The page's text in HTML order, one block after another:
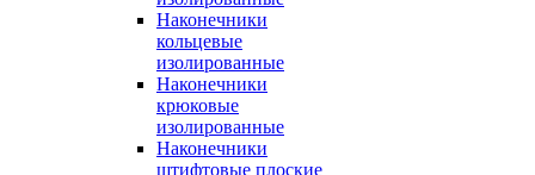
Наконечники
кольцевые
изолированные
Наконечники
крюковые
изолированные
Наконечники
штифтовые плоские